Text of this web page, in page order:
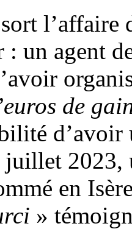
l’affaire
: un agent
de
d’avoir
juillet
en
»